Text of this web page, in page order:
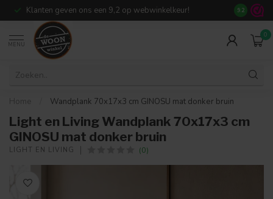
Klanten geven ons een 9,2 op webwinkelkeur! Meer dan
9.2
MENU
0
Home Wandplank 70x17x3 cm GINOSU mat donker bruin
Light en Living Wandplank 70x17x3 cm
GINOSU mat donker bruin
LIGHT EN LIVING (0)